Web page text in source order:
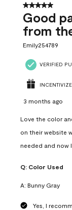
5 out of 5
Good
from
Emily254789
VERIFIED
3 months ago
Love the color
on their website
needed and now
Q: Color Used
A: Bunny Gray
Yes, I